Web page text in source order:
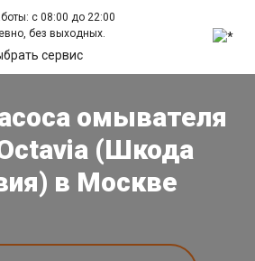
с 08:00 до 22:00
без выходных.
сервис
омывателя
(Шкода
в Москве